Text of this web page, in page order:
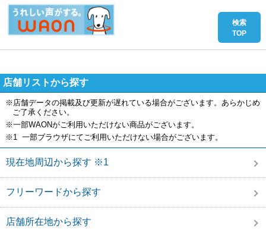
店舗リストから探す
※店舗データの掲載及び更新が遅れている場合がございます。あらかじめ
ご了承ください。
※一部WAONがご利用いただけない商品がございます。
※1 一部ブラウザにてご利用いただけない場合がございます。
現在地周辺から探す ※1
フリーワードから探す
店舗所在地から探す